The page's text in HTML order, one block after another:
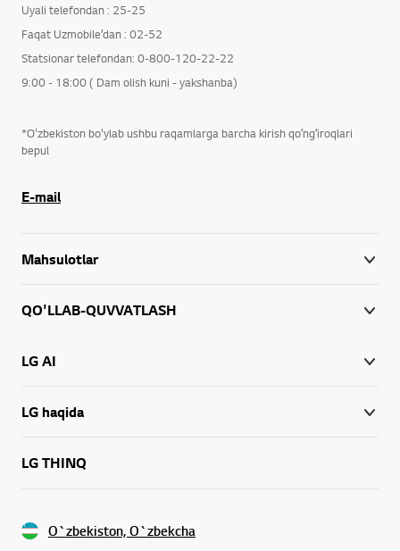
Uyali telefondan : 25-25
Faqat Uzmobile’dan : 02-52
Statsionar telefondan: 0-800-120-22-22
9:00 - 18:00 ( Dam olish kuni - yakshanba)
*O'zbekiston bo'ylab ushbu raqamlarga barcha kirish qoʻngʻiroqlari
bepul
E-mail
Mahsulotlar
QO'LLAB-QUVVATLASH
LG AI
LG haqida
LG THINQ
O`zbekiston, O`zbekcha